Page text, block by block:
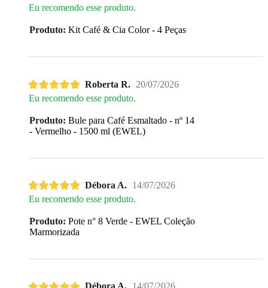
Eu recomendo esse produto.
Produto: Kit Café & Cia Color - 4 Peças
Roberta R. 20/07/2026
Eu recomendo esse produto.
Produto: Bule para Café Esmaltado - nº 14
- Vermelho - 1500 ml (EWEL)
Débora A. 14/07/2026
Eu recomendo esse produto.
Produto: Pote n° 8 Verde - EWEL Coleção
Marmorizada